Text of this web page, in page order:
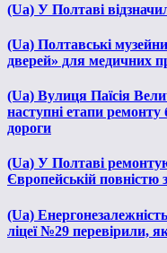
(Ua) У Полтаві
(Ua) Полтавські
дверей» для медичних
(Ua) Вулиця Паїсія
наступні етапи ремонту
дороги
(Ua) У Полтаві
Європейській
(Ua)
ліцеї №29 перевірили,